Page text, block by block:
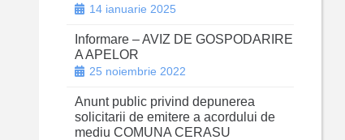
14 ianuarie 2025
Informare – AVIZ DE GOSPODARIRE
A APELOR
25 noiembrie 2022
Anunt public privind depunerea
solicitarii de emitere a acordului de
mediu COMUNA CERASU